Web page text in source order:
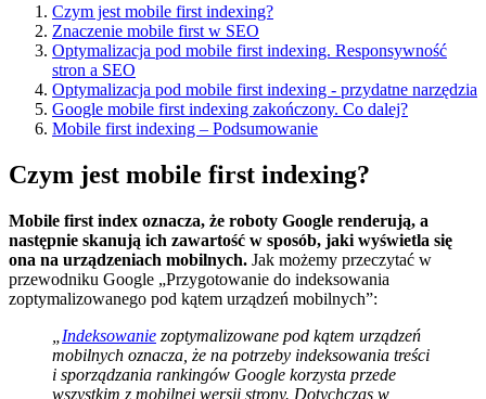
Czym jest mobile first indexing?
Znaczenie mobile first w SEO
Optymalizacja pod mobile first indexing. Responsywność
stron a SEO
Optymalizacja pod mobile first indexing - przydatne narzędzia
Google mobile first indexing zakończony. Co dalej?
Mobile first indexing – Podsumowanie
Czym jest mobile first indexing?
Mobile first index oznacza, że roboty Google renderują, a
następnie skanują ich zawartość w sposób, jaki wyświetla się
ona na urządzeniach mobilnych. Jak możemy przeczytać w
przewodniku Google „Przygotowanie do indeksowania
zoptymalizowanego pod kątem urządzeń mobilnych”:
Indeksowanie zoptymalizowane pod kątem urządzeń
mobilnych oznacza, że na potrzeby indeksowania treści
i sporządzania rankingów Google korzysta przede
wszystkim z mobilnej wersji strony. Dotychczas w